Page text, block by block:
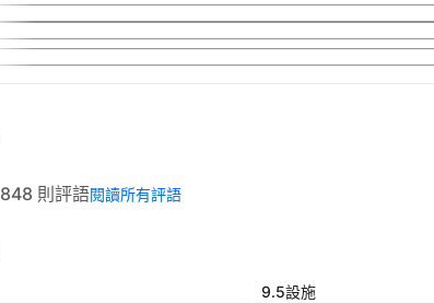
848 則評語閱讀所有評語
9.5設施